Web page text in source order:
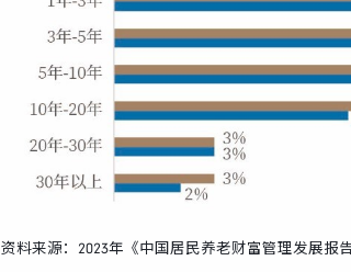
资料来源：2023年《中国居民养老财富管理发展报告